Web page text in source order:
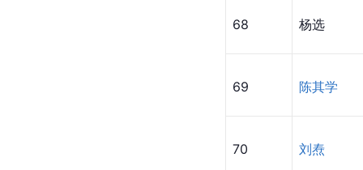
68 杨选
69 陈其学
70 刘焘